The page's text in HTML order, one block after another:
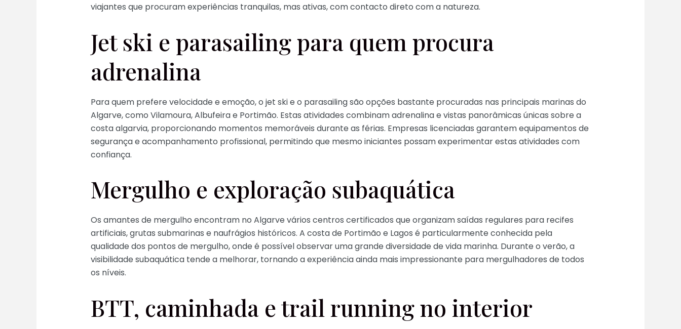
viajantes que procuram experiências tranquilas, mas ativas, com contacto direto com a natureza.
Jet ski e parasailing para quem procura
adrenalina
Para quem prefere velocidade e emoção, o jet ski e o parasailing são opções bastante procuradas nas principais marinas do
Algarve, como Vilamoura, Albufeira e Portimão. Estas atividades combinam adrenalina e vistas panorâmicas únicas sobre a
costa algarvia, proporcionando momentos memoráveis durante as férias. Empresas licenciadas garantem equipamentos de
segurança e acompanhamento profissional, permitindo que mesmo iniciantes possam experimentar estas atividades com
confiança.
Mergulho e exploração subaquática
Os amantes de mergulho encontram no Algarve vários centros certificados que organizam saídas regulares para recifes
artificiais, grutas submarinas e naufrágios históricos. A costa de Portimão e Lagos é particularmente conhecida pela
qualidade dos pontos de mergulho, onde é possível observar uma grande diversidade de vida marinha. Durante o verão, a
visibilidade subaquática tende a melhorar, tornando a experiência ainda mais impressionante para mergulhadores de todos
os níveis.
BTT, caminhada e trail running no interior